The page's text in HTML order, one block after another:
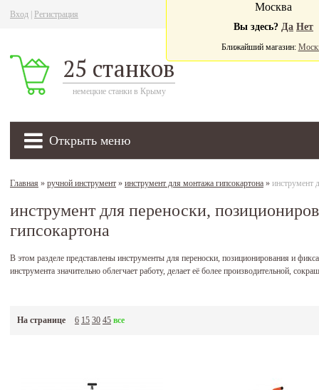
Вход Регистрация
25 станков
немецкие станки в Крыму
Открыть меню
Москва
Вы здесь? Да Нет
Ближайший магазин:
Главная » ручной инструмент » инструмент для монтажа гипсокартона » инструмент
инструмент для переноски,
гипсокартона
В этом разделе представлены инструменты для переноски, позиционирования и
инструмента значительно облегчает работу, делает её более производительной,
На странице 6 15 30 45 все